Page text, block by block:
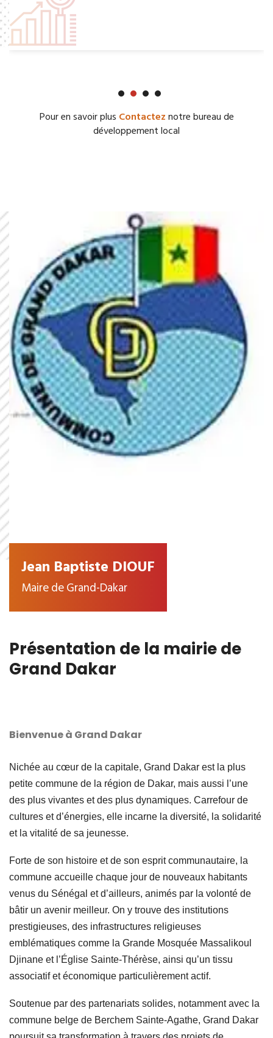
Pour en savoir plus Contacteznotre bureau de
développement local
Jean Baptiste DIOUF
Maire de Grand-Dakar
Présentation de la mairie de
Grand Dakar
Bienvenue à Grand Dakar
Nichée au cœur de la capitale, Grand Dakar est la plus
petite commune de la région de Dakar, mais aussi l’une
des plus vivantes et des plus dynamiques. Carrefour de
cultures et d’énergies, elle incarne la diversité, la solidarité
et la vitalité de sa jeunesse.
Forte de son histoire et de son esprit communautaire, la
commune accueille chaque jour de nouveaux habitants
venus du Sénégal et d’ailleurs, animés par la volonté de
bâtir un avenir meilleur. On y trouve des institutions
prestigieuses, des infrastructures religieuses
emblématiques comme la Grande Mosquée Massalikoul
Djinane et l’Église Sainte-Thérèse, ainsi qu’un tissu
associatif et économique particulièrement actif.
Soutenue par des partenariats solides, notamment avec la
commune belge de Berchem Sainte-Agathe, Grand Dakar